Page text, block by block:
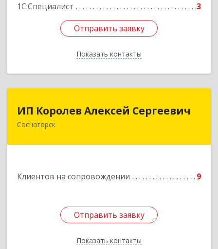
1С:Специалист
3
Отправить заявку
Показать контакты
Отправить заявку
Назад
ИП Королев Алексей Сергеевич
Сосногорск
Клиентов на сопровождении 9
Отправить заявку
Показать контакты
ИП Королев Алексей Сергеевич
169500, Коми Респ, Сосногорск г, Советская ул,
Отправить заявку
Назад